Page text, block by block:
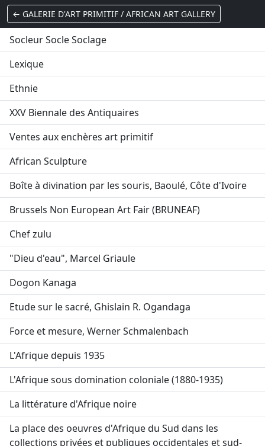
← GALERIE D'ART PRIMITIF / AFRICAN ART GALLERY
Socleur Socle Soclage
Lexique
Ethnie
XXV Biennale des Antiquaires
Ventes aux enchères art primitif
African Sculpture
Boîte à divination par les souris, Baoulé, Côte d'Ivoire
Brussels Non European Art Fair (BRUNEAF)
Chef zulu
"Dieu d'eau", Marcel Griaule
Dogon Kanaga
Etude sur le sacré, Ghislain R. Ogandaga
Force et mesure, Werner Schmalenbach
L'Afrique depuis 1935
L'Afrique sous domination coloniale (1880-1935)
La littérature d'Afrique noire
La place des oeuvres d'Afrique du Sud dans les
collections privées et publiques occidentales et sud-